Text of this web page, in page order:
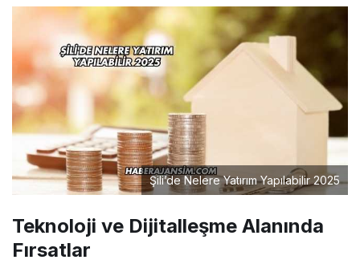
Şili’de Nelere Yatırım Yapılabilir 2025
Teknoloji ve Dijitalleşme Alanında
Fırsatlar